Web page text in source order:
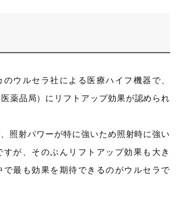
ウルセラ社による医療ハイフ機器で、
薬品局）にリフトアップ効果が認められ
照射パワーが特に強いため照射時に強い
が、そのぶんリフトアップ効果も大き
で最も効果を期待できるのがウルセラで